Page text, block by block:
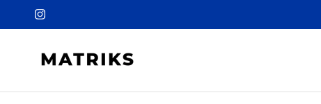
Instagram